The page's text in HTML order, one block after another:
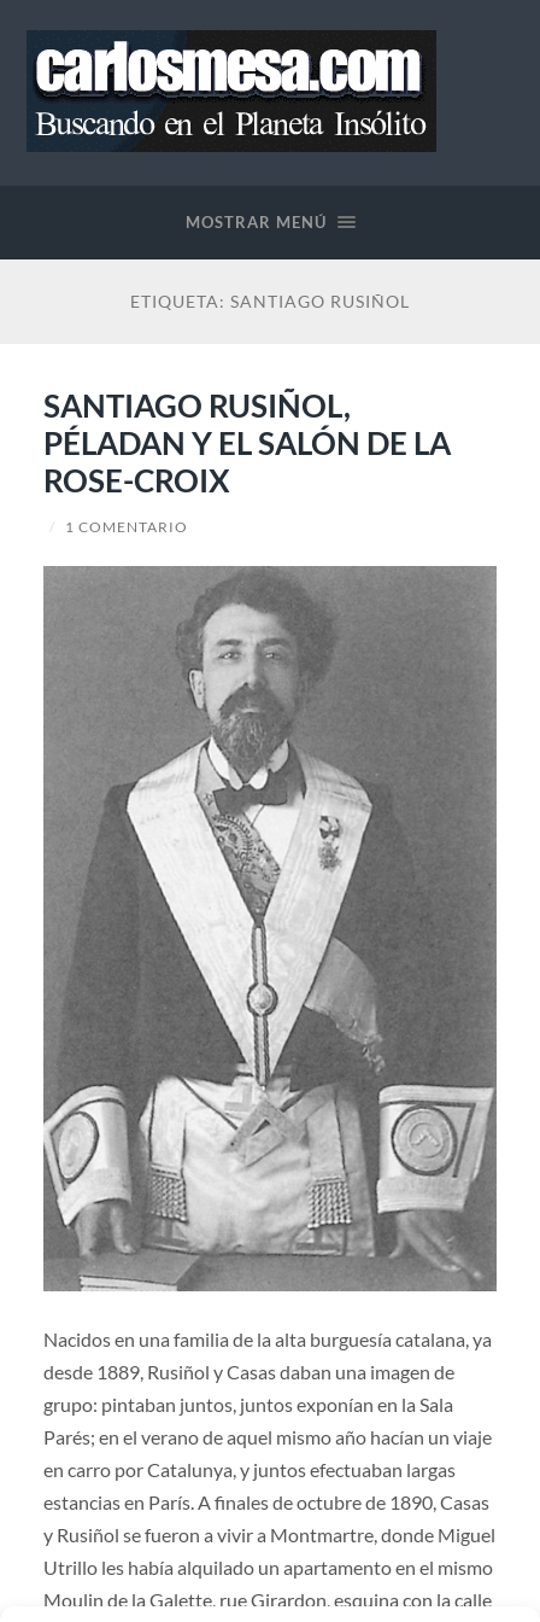
MOSTRAR MENÚ
ETIQUETA: SANTIAGO RUSIÑOL
SANTIAGO RUSIÑOL,
PÉLADAN Y EL SALÓN DE LA
ROSE-CROIX
/ 1 COMENTARIO
Nacidos en una familia de la alta burguesía catalana, ya
desde 1889, Rusiñol y Casas daban una imagen de
grupo: pintaban juntos, juntos exponían en la Sala
Parés; en el verano de aquel mismo año hacían un viaje
en carro por Catalunya, y juntos efectuaban largas
estancias en París. A finales de octubre de 1890, Casas
y Rusiñol se fueron a vivir a Montmartre, donde Miguel
Utrillo les había alquilado un apartamento en el mismo
Moulin de la Galette, rue Girardon, esquina con la calle